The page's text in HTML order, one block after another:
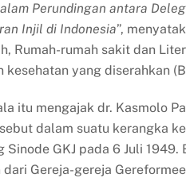
Perundingan antara
Injil di Indonesia”,
Rumah-rumah sakit dan
yang diserahkan
itu mengajak dr. Kasmolo
dalam suatu kerangka
GKJ pada 6 Juli
dari Gereja-gereja